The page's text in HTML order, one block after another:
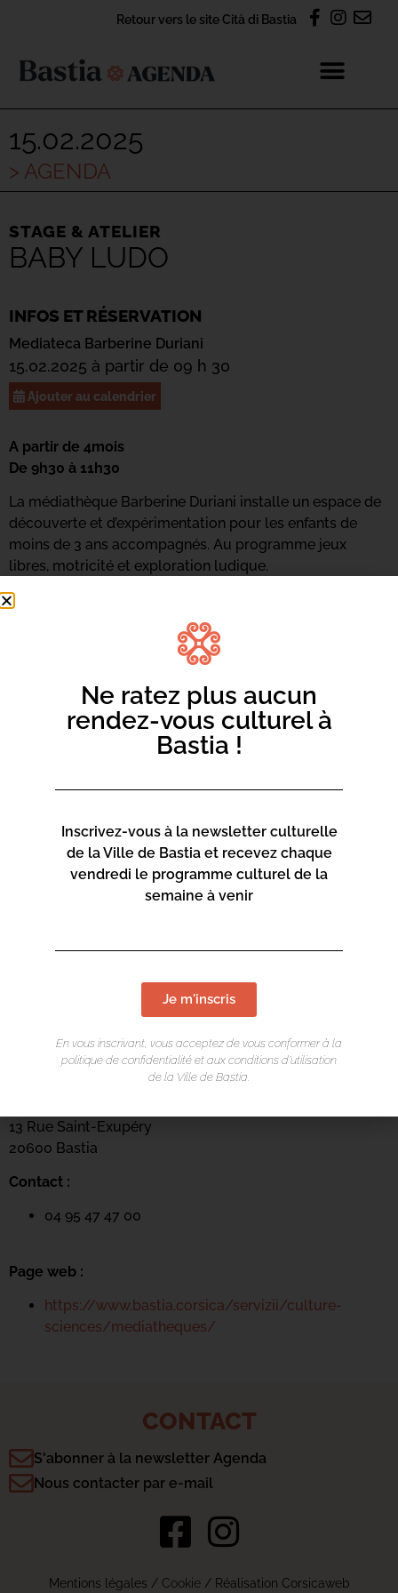
Retour vers le site Cità di Bastia
15.02.2025
> AGENDA
STAGE & ATELIER
BABY LUDO
INFOS ET RÉSERVATION
Mediateca Barberine Duriani
15.02.2025 à partir de 09 h 30
Ajouter au calendrier
A partir de 4mois
De 9h30 à 11h30
La médiathèque Barberine Duriani installe un espace de
découverte et d’expérimentation pour les enfants de
moins de 3 ans accompagnés. Au programme jeux
libres, motricité et exploration ludique.
LIEU DE L'ÉVÉNEMENT
13 Rue Saint-Exupéry
20600 Bastia
Contact :
04 95 47 47 00
Page web :
https://www.bastia.corsica/servizii/culture-
sciences/mediatheques/
CONTACT
S'abonner à la newsletter Agenda
Nous contacter par e-mail
Mentions légales / Cookie/ Réalisation Corsicaweb
Ne ratez plus aucun
rendez-vous culturel à
Bastia !
Inscrivez-vous à la newsletter culturelle
de la Ville de Bastia et recevez chaque
vendredi le programme culturel de la
semaine à venir
Je m'inscris
En vous inscrivant, vous acceptez de vous conformer à la
politique de confidentialité et aux conditions d’utilisation
de la Ville de Bastia.